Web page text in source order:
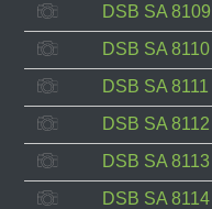
DSB SA 8109
DSB SA 8110
DSB SA 8111
DSB SA 8112
DSB SA 8113
DSB SA 8114